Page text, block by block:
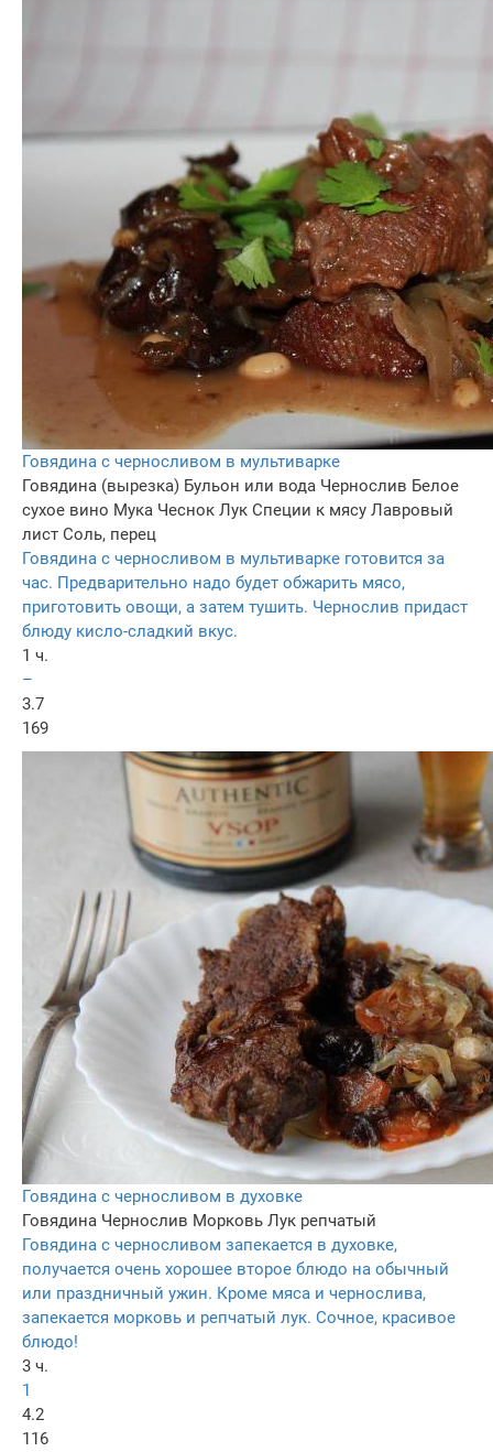
Говядина с черносливом в мультиварке
Говядина (вырезка) Бульон или вода Чернослив Белое
сухое вино Мука Чеснок Лук Специи к мясу Лавровый
лист Соль, перец
Говядина с черносливом в мультиварке готовится за
час. Предварительно надо будет обжарить мясо,
приготовить овощи, а затем тушить. Чернослив придаст
блюду кисло-сладкий вкус.
1 ч.
–
3.7
169
Говядина с черносливом в духовке
Говядина Чернослив Морковь Лук репчатый
Говядина с черносливом запекается в духовке,
получается очень хорошее второе блюдо на обычный
или праздничный ужин. Кроме мяса и чернослива,
запекается морковь и репчатый лук. Сочное, красивое
блюдо!
3 ч.
1
4.2
116